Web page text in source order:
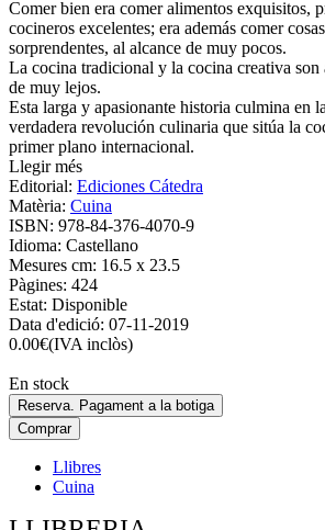
Comer bien era comer alimentos exquisitos,
cocineros excelentes; era además comer
sorprendentes, al alcance de muy pocos.
La cocina tradicional y la cocina creativa son
de muy lejos.
Esta larga y apasionante historia culmina en
verdadera revolución culinaria que sitúa la
primer plano internacional.
Llegir més
Editorial: Ediciones Cátedra
Matèria: Cuina
ISBN: 978-84-376-4070-9
Idioma: Castellano
Mesures cm: 16.5 x 23.5
Pàgines: 424
Estat: Disponible
Data d'edició: 07-11-2019
0.00€(IVA inclòs)
En stock
Reserva. Pagament a la botiga
Comprar
Llibres
Cuina